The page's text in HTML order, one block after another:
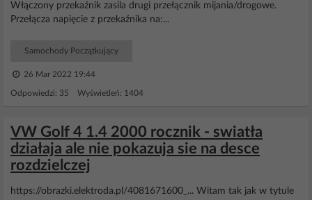
Włączony przekaźnik zasila drugi przełącznik mijania/drogowe.
Przełącza napięcie z przekaźnika na:...
Samochody Początkujący
26 Mar 2022 19:44
Odpowiedzi: 35 Wyświetleń: 1404
VW Golf 4 1.4 2000 rocznik - swiatła
działaja ale nie pokazuja sie na desce
rozdzielczej
https://obrazki.elektroda.pl/4081671600_... Witam tak jak w tytule